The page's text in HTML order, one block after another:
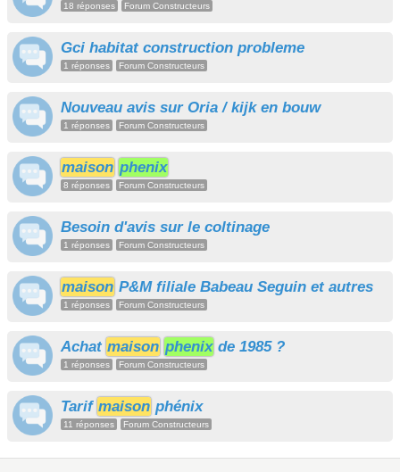
18 réponses Forum Constructeurs
Gci habitat construction probleme
1 réponses Forum Constructeurs
Nouveau avis sur Oria / kijk en bouw
1 réponses Forum Constructeurs
maison phenix
8 réponses Forum Constructeurs
Besoin d'avis sur le coltinage
1 réponses Forum Constructeurs
maison P&M filiale Babeau Seguin et autres
1 réponses Forum Constructeurs
Achat maison phenix de 1985 ?
1 réponses Forum Constructeurs
Tarif maison phénix
11 réponses Forum Constructeurs